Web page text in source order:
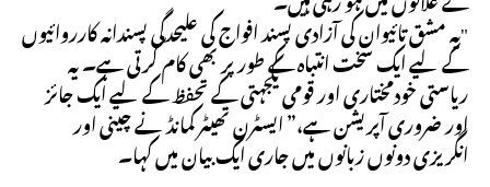
"یہ مشق تائیوان کی آزادی پسند افواج کی علیحدگی پسندانہ کارروائیوں
کے لیے ایک سخت انتباہ کے طور پر بھی کام کرتی ہے۔ یہ
ریاستی خودمختاری اور قومی یکجہتی کے تحفظ کے لیے ایک جائز
اور ضروری آپریشن ہے،” ایسٹرن تھیٹر کمانڈ نے چینی اور
انگریزی دونوں زبانوں میں جاری ایک بیان میں کہا۔